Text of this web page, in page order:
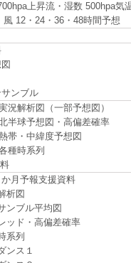
上昇流・湿数 500hpa気
風 12・24・36・48時間予想
ンブル
況解析図（一部予想図）
半球予想図・高偏差確率
帯・中緯度予想図
種時系列
月予報支援資料
析図
ンブル平均図
ッド・高偏差確率
系列
ンス１